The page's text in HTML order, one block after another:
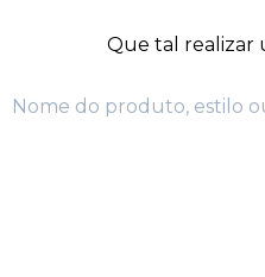
Que tal realizar